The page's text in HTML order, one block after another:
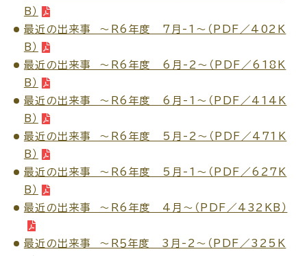
便利なサービス
くらしの便利情報 子育て便利帳
ごみ出し
ウンロード
B）
最近の出来事 ～Ｒ6年度 7月-1～（PDF／402K
B）
最近の出来事 ～Ｒ6年度 6月-2～（PDF／618K
B）
最近の出来事 ～Ｒ6年度 6月-1～（PDF／414K
B）
最近の出来事 ～Ｒ6年度 5月-2～（PDF／471K
B）
最近の出来事 ～Ｒ6年度 5月-1～（PDF／627K
B）
最近の出来事 ～Ｒ6年度 4月～（PDF／432KB）
最近の出来事 ～Ｒ５年度 3月-2～（PDF／325K